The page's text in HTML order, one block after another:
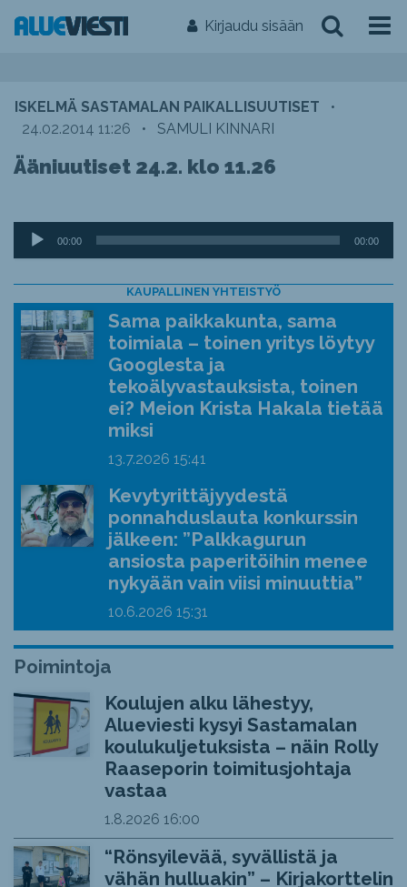
Kirjaudu sisään
ISKELMÄ SASTAMALAN PAIKALLISUUTISET
•
24.02.2014 11:26
• SAMULI KINNARI
Ääniuutiset 24.2. klo 11.26
Äänitoistin
00:00 00:00
KAUPALLINEN YHTEISTYÖ
Sama paikkakunta, sama
toimiala – toinen yritys löytyy
Googlesta ja
tekoälyvastauksista, toinen
ei? Meion Krista Hakala tietää
miksi
13.7.2026 15:41
Kevytyrittäjyydestä
ponnahduslauta konkurssin
jälkeen: ”Palkkagurun
ansiosta paperitöihin menee
nykyään vain viisi minuuttia”
10.6.2026 15:31
Poimintoja
Koulujen alku lähestyy,
Alueviesti kysyi Sastamalan
koulukuljetuksista – näin Rolly
Raaseporin toimitusjohtaja
vastaa
1.8.2026 16:00
“Rönsyilevää, syvällistä ja
vähän hulluakin” – Kirjakorttelin